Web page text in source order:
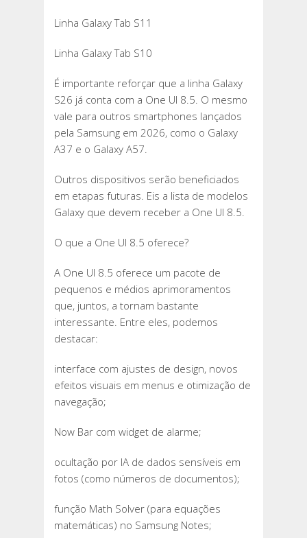
Linha Galaxy Tab S11
Linha Galaxy Tab S10
É importante reforçar que a linha Galaxy
S26 já conta com a One UI 8.5. O mesmo
vale para outros smartphones lançados
pela Samsung em 2026, como o Galaxy
A37 e o Galaxy A57.
Outros dispositivos serão beneficiados
em etapas futuras. Eis a lista de modelos
Galaxy que devem receber a One UI 8.5.
O que a One UI 8.5 oferece?
A One UI 8.5 oferece um pacote de
pequenos e médios aprimoramentos
que, juntos, a tornam bastante
interessante. Entre eles, podemos
destacar:
interface com ajustes de design, novos
efeitos visuais em menus e otimização de
navegação;
Now Bar com widget de alarme;
ocultação por IA de dados sensíveis em
fotos (como números de documentos);
função Math Solver (para equações
matemáticas) no Samsung Notes;